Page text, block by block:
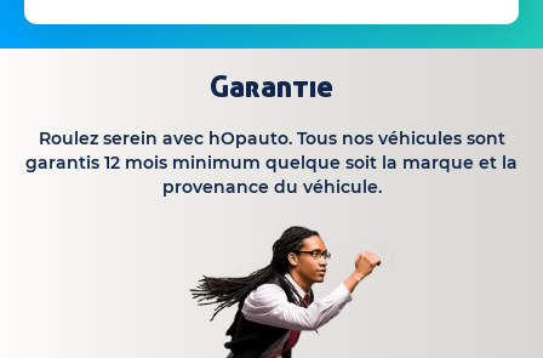
Garantie
Roulez serein avec hOpauto. Tous nos véhicules sont
garantis 12 mois minimum quelque soit la marque et la
provenance du véhicule.